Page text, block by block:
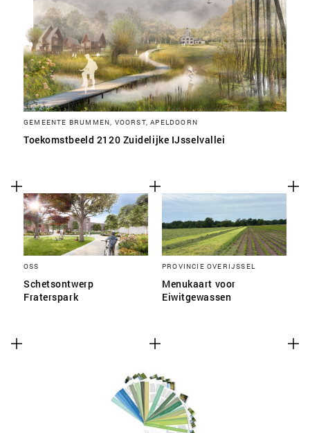
GEMEENTE BRUMMEN, VOORST, APELDOORN
Toekomstbeeld 2120 Zuidelijke IJsselvallei
OSS
Schetsontwerp
Fraterspark
PROVINCIE OVERIJSSEL
Menukaart voor
Eiwitgewassen